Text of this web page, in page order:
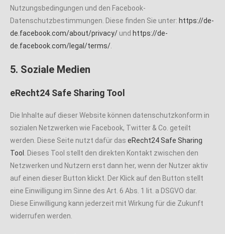
Nutzungsbedingungen und den Facebook-
Datenschutzbestimmungen. Diese finden Sie unter: https://de-
de.facebook.com/about/privacy/ und https://de-
de.facebook.com/legal/terms/
5. Soziale Medien
eRecht24 Safe Sharing Tool
Die Inhalte auf dieser Website können datenschutzkonform in
sozialen Netzwerken wie Facebook, Twitter & Co. geteilt
werden. Diese Seite nutzt dafür das eRecht24 Safe Sharing
Tool
. Dieses Tool stellt den direkten Kontakt zwischen den
Netzwerken und Nutzern erst dann her, wenn der Nutzer aktiv
auf einen dieser Button klickt. Der Klick auf den Button stellt
eine Einwilligung im Sinne des Art. 6 Abs. 1 lit. a DSGVO dar.
Diese Einwilligung kann jederzeit mit Wirkung für die Zukunft
widerrufen werden.